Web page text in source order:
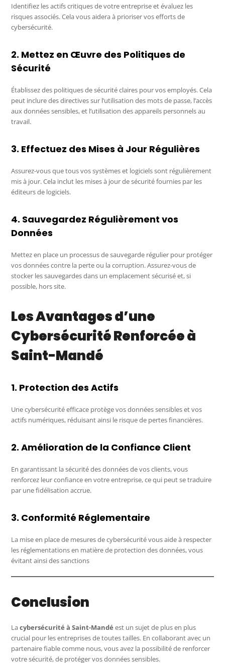
Identifiez les actifs critiques de votre entreprise et évaluez les
risques associés. Cela vous aidera à prioriser vos efforts de
cybersécurité.
2. Mettez en Œuvre des Politiques de
Sécurité
Établissez des politiques de sécurité claires pour vos employés. Cela
peut inclure des directives sur l’utilisation des mots de passe, l’accès
aux données sensibles, et l’utilisation des appareils personnels au
travail.
3. Effectuez des Mises à Jour Régulières
Assurez-vous que tous vos systèmes et logiciels sont régulièrement
mis à jour. Cela inclut les mises à jour de sécurité fournies par les
éditeurs de logiciels.
4. Sauvegardez Régulièrement vos
Données
Mettez en place un processus de sauvegarde régulier pour protéger
vos données contre la perte ou la corruption. Assurez-vous de
stocker les sauvegardes dans un emplacement sécurisé et, si
possible, hors site.
Les Avantages d’une
Cybersécurité Renforcée à
Saint-Mandé
1. Protection des Actifs
Une cybersécurité efficace protège vos données sensibles et vos
actifs numériques, réduisant ainsi le risque de pertes financières.
2. Amélioration de la Confiance Client
En garantissant la sécurité des données de vos clients, vous
renforcez leur confiance en votre entreprise, ce qui peut se traduire
par une fidélisation accrue.
3. Conformité Réglementaire
La mise en place de mesures de cybersécurité vous aide à respecter
les réglementations en matière de protection des données, vous
évitant ainsi des sanctions
Conclusion
Lacybersécurité à Saint-Mandé est un sujet de plus en plus
crucial pour les entreprises de toutes tailles. En collaborant avec un
partenaire fiable comme nous, vous avez la possibilité de renforcer
votre sécurité, de protéger vos données sensibles.